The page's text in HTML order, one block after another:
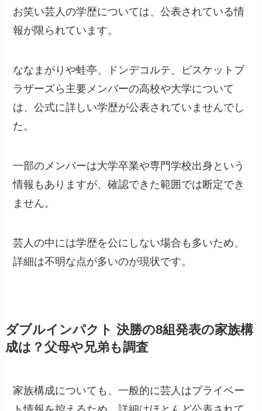
お笑い芸人の学歴については、公表されている情
報が限られています。
ななまがりや蛙亭、ドンデコルテ、ビスケットブ
ラザーズら主要メンバーの高校や大学について
は、公式に詳しい学歴が公表されていませんでし
た。
一部のメンバーは大学卒業や専門学校出身という
情報もありますが、確認できた範囲では断定でき
ません。
芸人の中には学歴を公にしない場合も多いため、
詳細は不明な点が多いのが現状です。
ダブルインパクト 決勝の8組発表の家族構
成は？父母や兄弟も調査
家族構成についても、一般的に芸人はプライベー